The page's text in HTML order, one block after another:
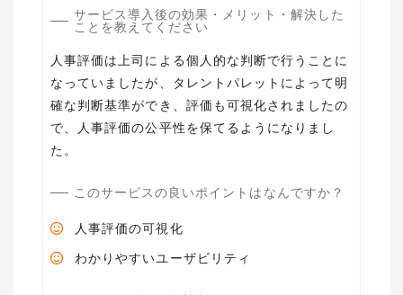
サービス導入後の効果・メリット・解決した
ことを教えてください
人事評価は上司による個人的な判断で行うことに
なっていましたが、タレントパレットによって明
確な判断基準ができ、評価も可視化されましたの
で、人事評価の公平性を保てるようになりまし
た。
このサービスの良いポイントはなんですか？
人事評価の可視化
わかりやすいユーザビリティ